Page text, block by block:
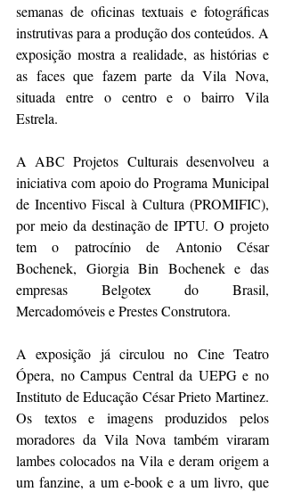
semanas de oficinas textuais e fotográficas
instrutivas para a produção dos conteúdos. A
exposição mostra a realidade, as histórias e
as faces que fazem parte da Vila Nova,
situada entre o centro e o bairro Vila
Estrela.
A ABC Projetos Culturais desenvolveu a
iniciativa com apoio do Programa Municipal
de Incentivo Fiscal à Cultura (PROMIFIC),
por meio da destinação de IPTU. O projeto
tem o patrocínio de Antonio César
Bochenek, Giorgia Bin Bochenek e das
empresas Belgotex do Brasil,
Mercadomóveis e Prestes Construtora.
A exposição já circulou no Cine Teatro
Ópera, no Campus Central da UEPG e no
Instituto de Educação César Prieto Martinez.
Os textos e imagens produzidos pelos
moradores da Vila Nova também viraram
lambes colocados na Vila e deram origem a
um fanzine, a um e-book e a um livro, que